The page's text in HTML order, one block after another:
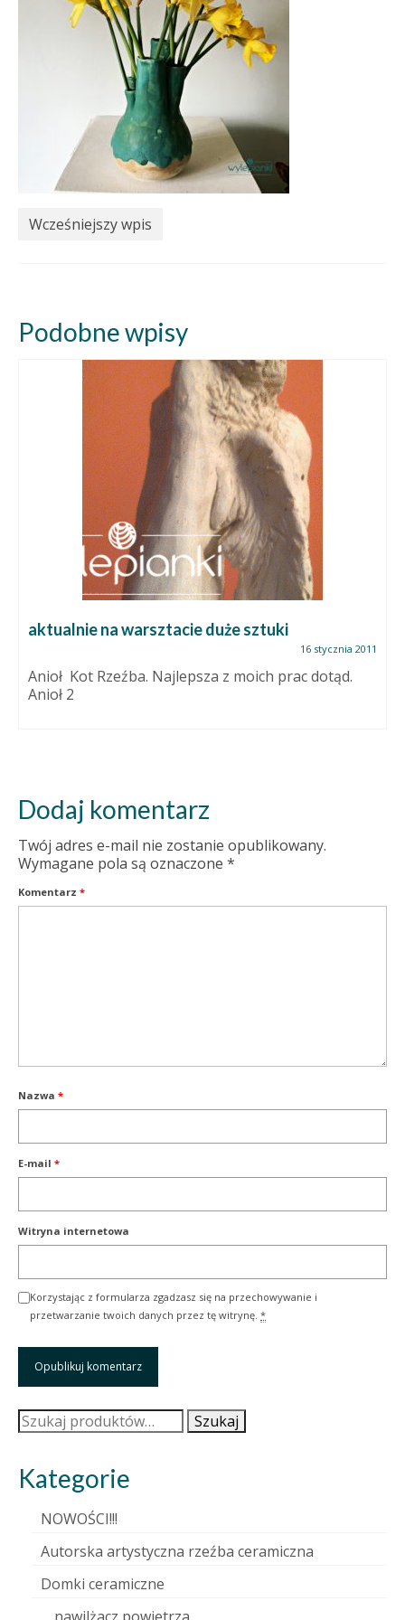
Wcześniejszy wpis
Podobne wpisy
aktualnie na warsztacie duże sztuki
16 stycznia 2011
Anioł Kot Rzeźba. Najlepsza z moich prac dotąd.
Anioł 2
Dodaj komentarz
Twój adres e-mail nie zostanie opublikowany.
Wymagane pola są oznaczone *
Komentarz *
Nazwa *
E-mail *
Witryna internetowa
Korzystając z formularza zgadzasz się na przechowywanie i
przetwarzanie twoich danych przez tę witrynę. *
Szukaj: Szukaj
Kategorie
NOWOŚCI!!!
Autorska artystyczna rzeźba ceramiczna
Domki ceramiczne